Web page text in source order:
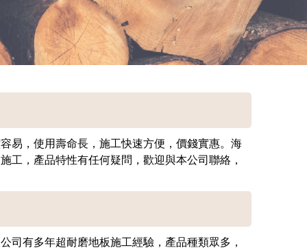
易，使用壽命長，施工快速方便，價錢實惠。海
工，產品特性有任何疑問，歡迎與本公司聯絡，
司有多年超耐磨地板施工經驗，產品種類眾多，